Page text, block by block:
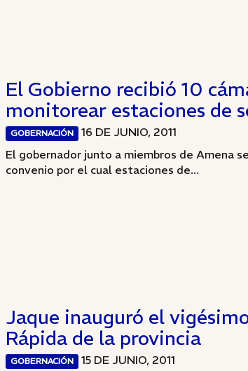
El Gobierno recibió 10
monitorear estaciones de
GOBERNACIÓN
16 DE JUNIO, 2011
El gobernador junto a miembros de Amena
convenio por el cual estaciones de...
Jaque inauguró el
Rápida de la provincia
GOBERNACIÓN
15 DE JUNIO, 2011